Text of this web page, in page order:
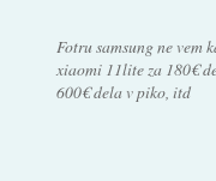
Fotru samsung ne vem
xiaomi 11lite za 180€
600€ dela v piko, itd